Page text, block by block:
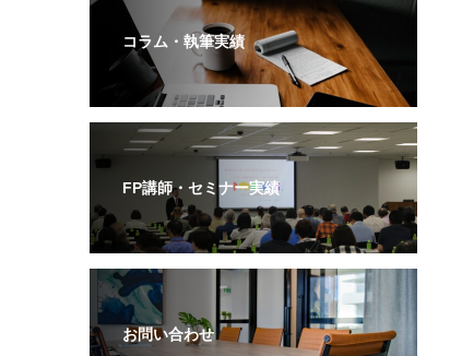
コラム・執筆実績
FP講師・セミナー実績
お問い合わせ